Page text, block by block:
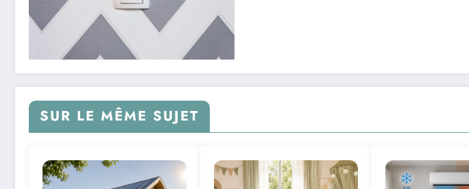
SUR LE MÊME SUJET